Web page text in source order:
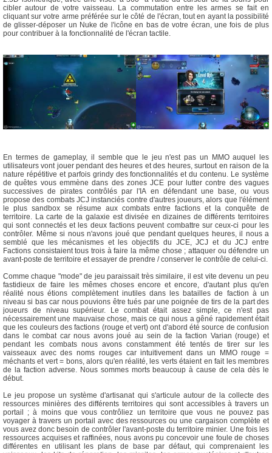
cibler autour de votre vaisseau. La commutation entre les armes se fait en
cliquant sur votre arme préférée sur le côté de l'écran, tout en ayant la possibilité
de glisser-déposer un Nuke de l'icône en bas de votre écran, une fois de plus
pour contribuer à la fonctionnalité de l'écran tactile.
En termes de gameplay, il semble que le jeu n'est pas un MMO auquel les
utilisateurs vont jouer pendant des heures et des heures, surtout en raison de la
nature répétitive et parfois grindy des fonctionnalités et du contenu. Le système
de quêtes vous emmène dans des zones JCE pour lutter contre des vagues
successives de pirates contrôlés par l'IA en défendant une base, ou vous
propose des combats JCJ instanciés contre d'autres joueurs, alors que l'élément
le plus sandbox se résume aux combats entre factions et la conquête de
territoire. La carte de la galaxie est divisée en dizaines de différents territoires
qui sont connectés et les deux factions peuvent combattre sur ceux-ci pour les
contrôler. Même si nous n'avons joué que pendant quelques heures, il nous a
semblé que les mécanismes et les objectifs du JCE, JCJ et du JCJ entre
Factions consistaient tous trois à faire la même chose ; attaquer ou défendre un
avant-poste de territoire et essayer de prendre / conserver le contrôle de celui-ci.
Comme chaque "mode" de jeu paraissait très similaire, il est vite devenu un peu
fastidieux de faire les mêmes choses encore et encore, d'autant plus qu'en
réalité nous étions complètement inutiles dans les batailles de faction à un
niveau si bas car nous pouvions être tués par une poignée de tirs de la part des
joueurs de niveau supérieur. Le combat était assez simple, ce n'est pas
nécessairement une mauvaise chose, mais ce qui nous a gêné rapidement était
que les couleurs des factions (rouge et vert) ont d'abord été source de confusion
dans le combat car nous avons joué au sein de la faction Varian (rouge) et
pendant les combats nous avons constamment été tentés de tirer sur les
vaisseaux avec des noms rouges car intuitivement dans un MMO rouge =
méchants et vert = bons, alors qu'en réalité, les verts étaient en fait les membres
de la faction adverse. Nous sommes morts beaucoup à cause de cela dès le
début.
Le jeu propose un système d'artisanat qui s'articule autour de la collecte des
ressources minières des différents territoires qui sont accessibles à travers un
portail ; à moins que vous contrôliez un territoire que vous ne pouvez pas
voyager à travers un portail avec des ressources ou une cargaison complète et
vous avez donc besoin de contrôler l'avant-poste du territoire minier. Une fois les
ressources acquises et raffinées, nous avons pu concevoir une foule de choses
différentes en utilisant les plans de base par défaut, qui comprenaient les